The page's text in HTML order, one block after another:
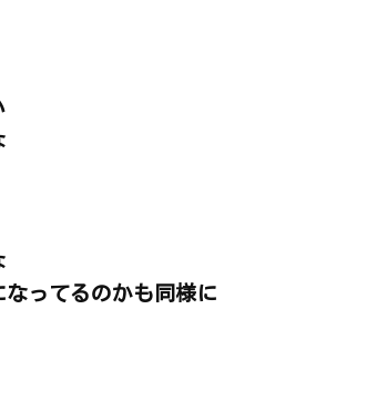
ってるのかも同様に